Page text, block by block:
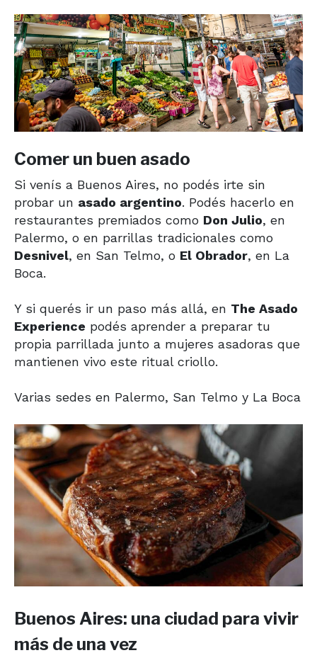
Comer un buen asado
Si venís a Buenos Aires, no podés irte sin
probar un asado argentino. Podés hacerlo en
restaurantes premiados como Don Julio, en
Palermo, o en parrillas tradicionales como
Desnivel, en San Telmo, o El Obrador, en La
Boca.
Y si querés ir un paso más allá, en The Asado
Experience podés aprender a preparar tu
propia parrillada junto a mujeres asadoras que
mantienen vivo este ritual criollo.
Varias sedes en Palermo, San Telmo y La Boca
Buenos Aires: una ciudad para vivir
más de una vez